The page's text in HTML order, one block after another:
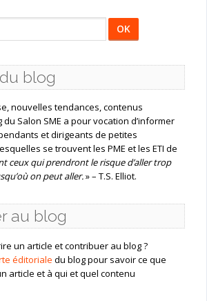
blog
nouvelles tendances, contenus
Salon SME a pour vocation d’informer
et dirigeants de petites
se trouvent les PME et les ETI de
ceux qui prendront le risque d’aller trop
on peut aller.» – T.S. Elliot.
au blog
un article et contribuer au blog ?
éditoriale du blog pour savoir ce que
article et à qui et quel contenu